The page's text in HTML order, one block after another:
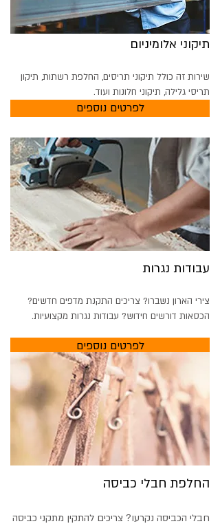
תיקוני אלומיניום
שירות זה כולל תיקוני תריסים, החלפת רשתות, תיקון
תריסי גלילה, תיקוני חלונות ועוד.
לפרטים נוספים
עבודות נגרות
צירי הארון נשברו? צריכים התקנת מדפים חדשים?
הכסאות דורשים חידוש? עבודות נגרות מקצועיות.
לפרטים נוספים
החלפת חבלי כביסה
חבלי הכביסה נקרעו? צריכים להתקין מתקני כביסה